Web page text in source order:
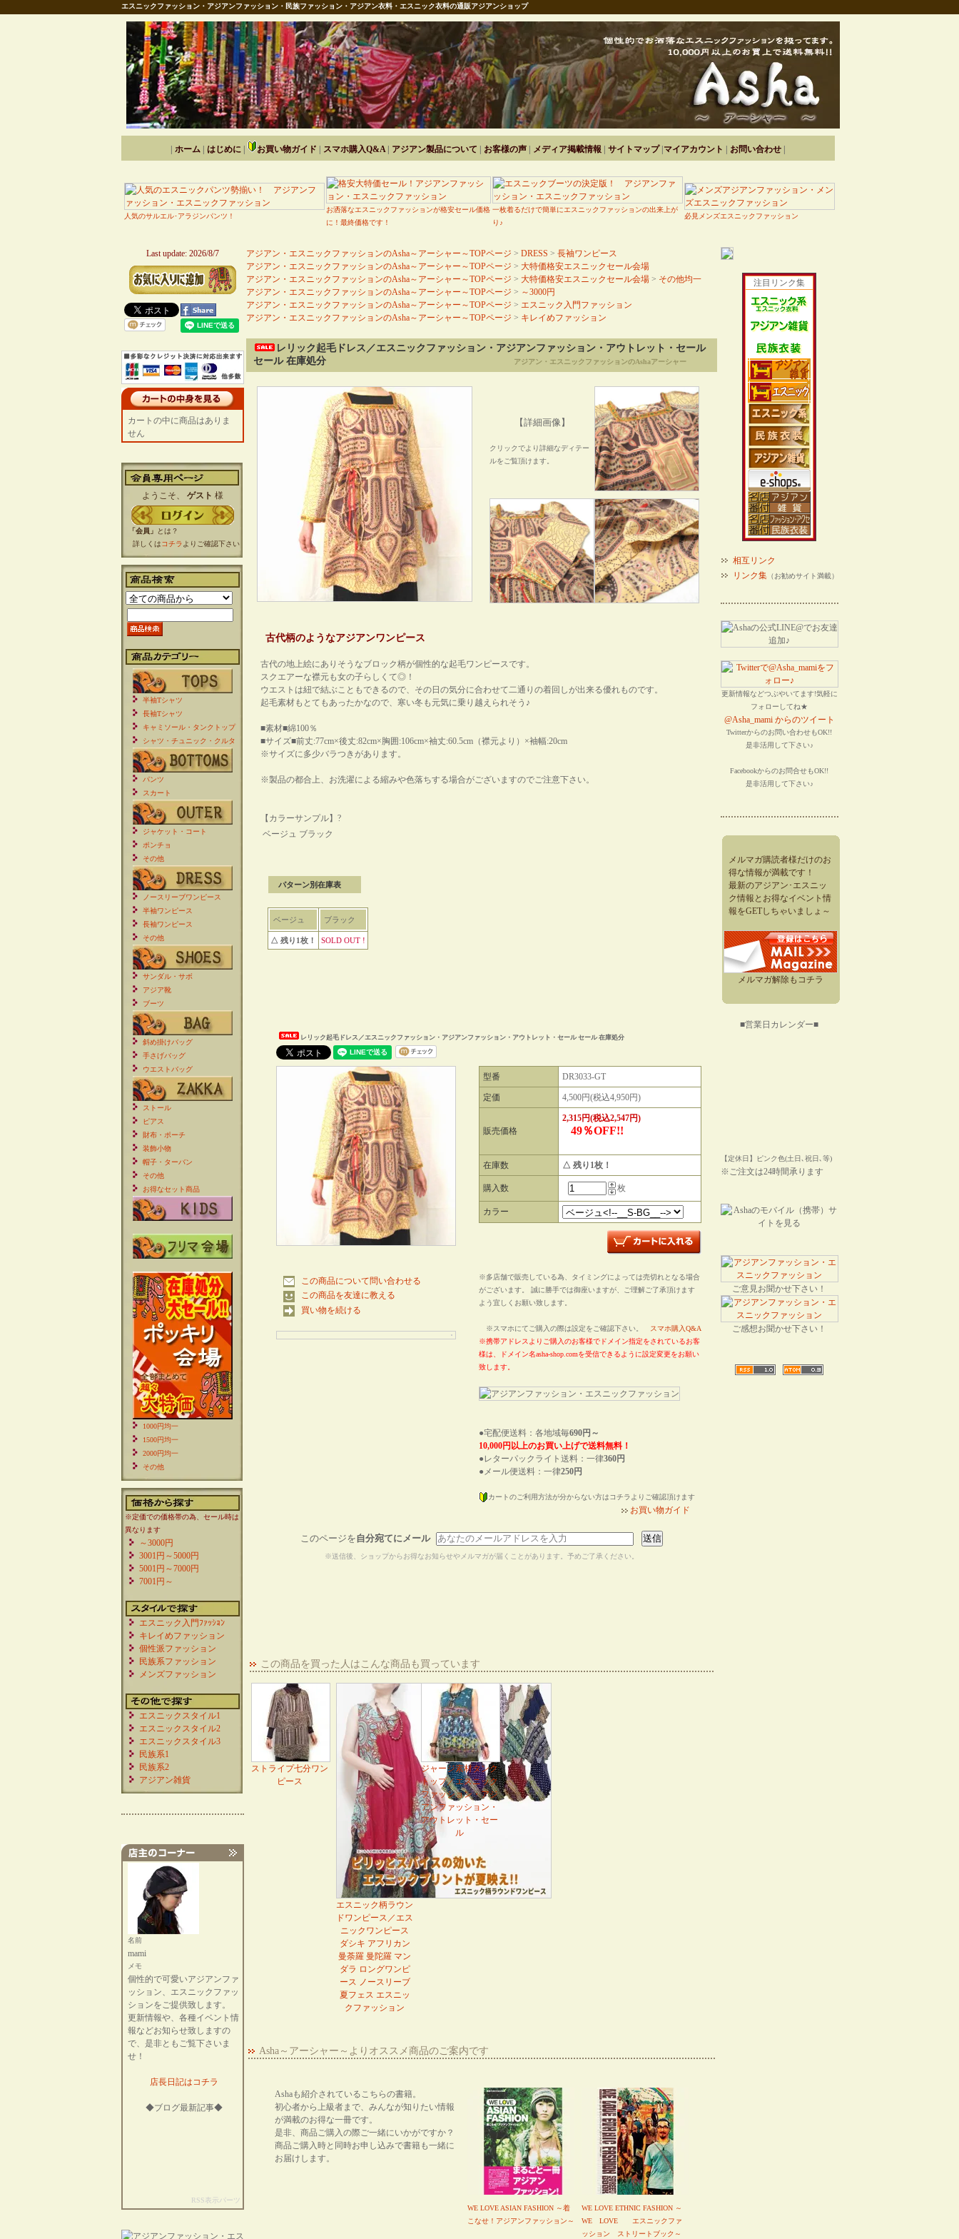
エスニックファッション・アジアンファッション・民族ファッション・アジアン衣料・エスニック衣料の通販アジアンショップ
ホーム| はじめに| お買い物ガイド スマホ購入Q&A| アジアン製品について お客様の声| メディア掲載情報 サイトマップ| マイアカウント お問い合わせ|
人気のサルエル･アラジンパンツ！
お洒落なエスニックファッションが格安セール価格
に！最終価格です！
一枚着るだけで簡単にエスニックファッションの出来上が
り♪
必見メンズエスニックファッション
アジアン・エスニックファッションのAsha～アーシャー～TOPページ > DRESS > 長袖ワンピース
アジアン・エスニックファッションのAsha～アーシャー～TOPページ > 大特価格安エスニックセール会場
アジアン・エスニックファッションのAsha～アーシャー～TOPページ > 大特価格安エスニックセール会場 > その他均一
アジアン・エスニックファッションのAsha～アーシャー～TOPページ > ～3000円
アジアン・エスニックファッションのAsha～アーシャー～TOPページ > エスニック入門ファッション
アジアン・エスニックファッションのAsha～アーシャー～TOPページ > キレイめファッション
レリック起毛ドレス／エスニックファッション・アジアンファッション・アウトレット・セール
セール 在庫処分
アジアン・エスニックファッションのAshaアーシャー
【詳細画像】
クリックでより詳細なディテー
ルをご覧頂けます。
古代柄のようなアジアンワンピース
古代の地上絵にありそうなブロック柄が個性的な起毛ワンピースです。
スクエアーな襟元も女の子らしくて◎！
ウエストは紐で結ぶこともできるので、その日の気分に合わせて二通りの着回しが出来る優れものです。
起毛素材もとてもあったかなので、寒い冬も元気に乗り越えられそう♪
■素材■綿100％
■サイズ■前丈:77cm×後丈:82cm×胸囲:106cm×袖丈:60.5cm（襟元より）×袖幅:20cm
※サイズに多少バラつきがあります。
※製品の都合上、お洗濯による縮みや色落ちする場合がございますのでご注意下さい。
【カラーサンプル】?
ベージュ ブラック
レリック起毛ドレス／エスニックファッション・アジアンファッション・アウトレット・セール セール 在庫処分
この商品について問い合わせる
この商品を友達に教える
買い物を続ける
型番 DR3033-GT
定価 4,500円(税込4,950円)
販売価格
2,315円(税込2,547円)
49％OFF!!
在庫数 △ 残り1枚！
購入数 枚
カラー
※多店舗で販売している為、タイミングによっては売切れとなる場合
がございます。 誠に勝手では御座いますが、ご理解ご了承頂けます
よう宜しくお願い致します。
※スマホにてご購入の際は設定をご確認下さい。
スマホ購入Q&A
※携帯アドレスよりご購入のお客様でドメイン指定をされているお客
様は、ドメイン名asha-shop.comを受信できるように設定変更をお願い
致します。
●宅配便送料：各地域毎690円～
10,000円以上のお買い上げで送料無料！
●レターパックライト送料：一律360円
●メール便送料：一律250円
カートのご利用方法が分からない方はコチラよりご確認頂けます
お買い物ガイド
このページを自分宛てにメール
※送信後、ショップからお得なお知らせやメルマガが届くことがあります。予めご了承ください。
この商品を買った人はこんな商品も買っています
ストライプ七分ワン
ピース
エスニック柄ラウン
ドワンピース／エス
ニックワンピース
ダシキ アフリカン
曼荼羅 曼陀羅 マン
ダラ ロングワンピ
ース ノースリーブ
夏フェス エスニッ
クファッション
ジャージ素材タンク
トップ／エスニック
ファッション・アジ
アンファッション・
アウトレット・セー
ル
Asha～アーシャー～よりオススメ商品のご案内です
Ashaも紹介されているこちらの書籍。
初心者から上級者まで、みんなが知りたい情報
が満載のお得な一冊です。
是非、商品ご購入の際ご一緒にいかがですか？
商品ご購入時と同時お申し込みで書籍も一緒に
お届けします。
WE LOVE ASIAN FASHION ～着
こなせ！アジアンファッション～
WE LOVE ETHNIC FASHION ～
WE LOVE エスニックファ
ッション ストリートブック～
Last update: 2026/8/7
カートの中に商品はありま
せん
ようこそ、 ゲスト 様
「会員」
とは？
詳しくはコチラ よりご確認下さい
半袖Tシャツ
長袖Tシャツ
キャミソール・タンクトップ
シャツ・チュニック・クルタ
パンツ
スカート
ジャケット・コート
ポンチョ
その他
ノースリーブワンピース
半袖ワンピース
長袖ワンピース
その他
サンダル・サボ
アジア靴
ブーツ
斜め掛けバッグ
手さげバッグ
ウエストバッグ
ストール
ピアス
財布・ポーチ
装飾小物
帽子・ターバン
その他
お得なセット商品
1000円均一
1500円均一
2000円均一
その他
※定価での価格帯の為、セール時は
異なります
～3000円
3001円～5000円
5001円～7000円
7001円～
エスニック入門ﾌｧｯｼｮﾝ
キレイめファッション
個性派ファッション
民族系ファッション
メンズファッション
エスニックスタイル1
エスニックスタイル2
エスニックスタイル3
民族系1
民族系2
アジアン雑貨
名前
mami
メモ
個性的で可愛いアジアンファ
ッション、エスニックファッ
ションをご提供致します。
更新情報や、各種イベント情
報などお知らせ致しますの
で、是非ともご覧下さいま
せ！
店長日記はコチラ
◆ブログ最新記事◆
RSS表示パーツ
注目リンク集
相互リンク
リンク集（お勧めサイト満載）
更新情報などつぶやいてます!気軽に
フォローしてね★
@Asha_mami からのツイート
Twitterからのお問い合わせもOK!!
是非活用して下さい♪
Facebookからのお問合せもOK!!
是非活用して下さい♪
メルマガ購読者様だけのお
得な情報が満載です！
最新のアジアン･エスニッ
ク情報とお得なイベント情
報をGETしちゃいましょ～
メルマガ解除もコチラ
■営業日カレンダー■
【定休日】ピンク色(土日､祝日､等)
※ご注文は24時間承ります
ご意見お聞かせ下さい！
ご感想お聞かせ下さい！